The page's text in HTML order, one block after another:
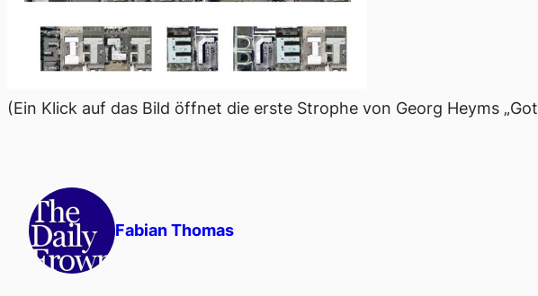
(Ein Klick auf das Bild öffnet die erste Strophe von Georg Heyms
Fabian Thomas